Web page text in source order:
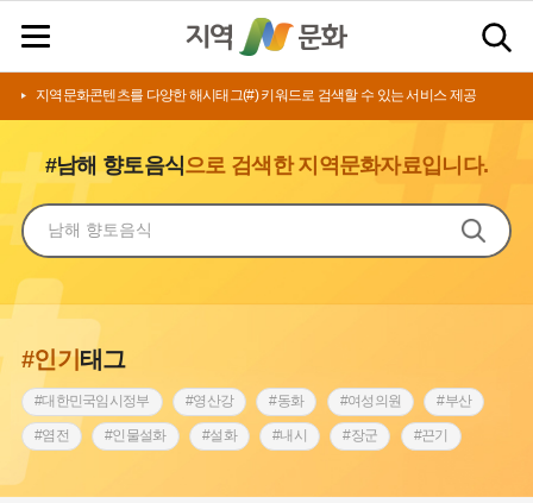
지역문화콘텐츠를 다양한 해시태그(#) 키워드로 검색할 수 있는 서비스 제공
#남해 향토음식으로 검색한 지역문화자료입니다.
#인기태그
#대한민국임시정부 #영산강 #동화 #여성의원 #부산
#염전 #인물설화 #설화 #내시 #장군 #끈기